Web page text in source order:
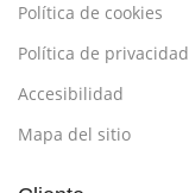
Política de cookies
Política de privacidad
Accesibilidad
Mapa del sitio